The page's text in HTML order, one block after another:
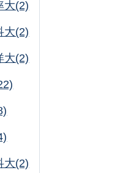
大(2)
大(2)
大(2)
大(2)